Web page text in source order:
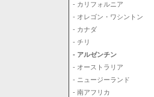
- カリフォルニア
- オレゴン・ワシントン
- カナダ
- チリ
- アルゼンチン
- オーストラリア
- ニュージーランド
- 南アフリカ